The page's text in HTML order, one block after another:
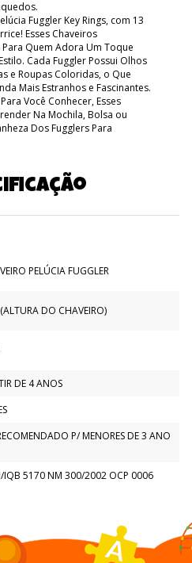
Fuggler Key Rings, com 13
Esses Chaveiros
Quem Adora Um Toque
Cada Fuggler Possui Olhos
e Roupas Coloridas, o Que
Mais Estranhos e Fascinantes.
Você Conhecer, Esses
Na Mochila, Bolsa ou
Dos Fugglers Para
PELÚCIA FUGGLER
DO CHAVEIRO)
DE 4 ANOS
P/ MENORES DE 3 ANO
IQB 5170 NM 300/2002 OCP 0006